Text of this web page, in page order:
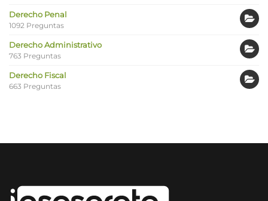
Derecho Penal
1092 Preguntas
Derecho Administrativo
763 Preguntas
Derecho Fiscal
663 Preguntas